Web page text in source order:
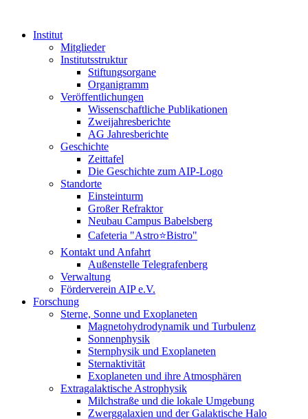
Institut
Mitglieder
Institutsstruktur
Stiftungsorgane
Organigramm
Veröffentlichungen
Wissenschaftliche Publikationen
Zweijahresberichte
AG Jahresberichte
Geschichte
Zeittafel
Die Geschichte zum AIP-Logo
Standorte
Einsteinturm
Großer Refraktor
Neubau Campus Babelsberg
Cafeteria "Astro⭐Bistro"
Kontakt und Anfahrt
Außenstelle Telegrafenberg
Verwaltung
Förderverein AIP e.V.
Forschung
Sterne, Sonne und Exoplaneten
Magnetohydrodynamik und Turbulenz
Sonnenphysik
Sternphysik und Exoplaneten
Sternaktivität
Exoplaneten und ihre Atmosphären
Extragalaktische Astrophysik
Milchstraße und die lokale Umgebung
Zwerggalaxien und der Galaktische Halo